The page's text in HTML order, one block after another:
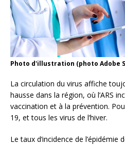
Photo d'illustration (photo Adobe
La circulation du virus affiche
hausse dans la région, où l’ARS
vaccination et à la prévention.
19, et tous les virus de l’hiver.
Le taux d’incidence de l’épidémie